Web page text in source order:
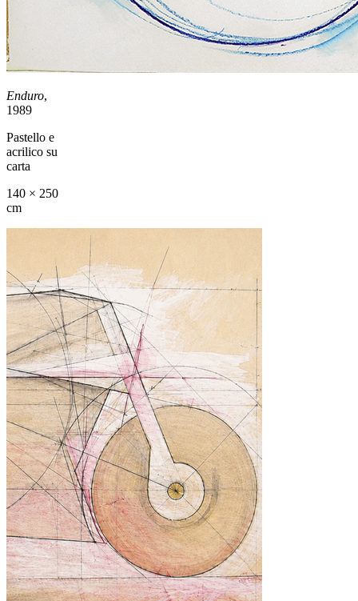
Enduro,
1989
Pastello e
acrilico su
carta
140 × 250
cm